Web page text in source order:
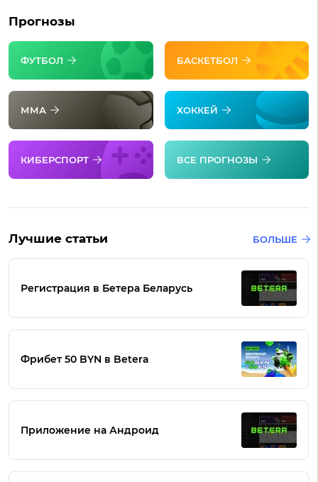
Прогнозы
ФУТБОЛ БАСКЕТБОЛ
ММА ХОККЕЙ
КИБЕРСПОРТ ВСЕ ПРОГНОЗЫ
Лучшие статьи БОЛЬШЕ
Регистрация в Бетера Беларусь
Фрибет 50 BYN в Betera
Приложение на Андроид